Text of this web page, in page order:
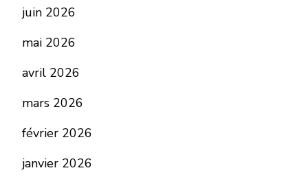
juin 2026
mai 2026
avril 2026
mars 2026
février 2026
janvier 2026